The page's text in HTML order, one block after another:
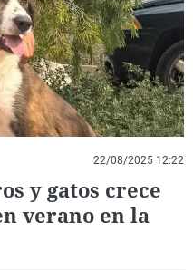
La rosa de los vientos
Gente viajera
Como el perro y el
Caso
Retornados
Equipo de
Operación Viuda
Extremadura
Galicia
La Rioja
Navarra
País Vasco
Virales
Televisión
Elecciones
22/08/2025 12:22
y gatos crece
verano en la